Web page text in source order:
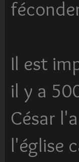
Il est
il y a
César
l'église